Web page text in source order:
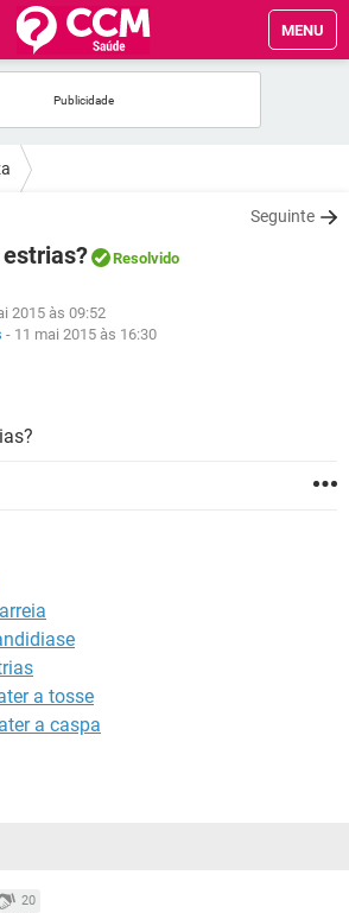
MENU
Seguinte
Resolvido
2015 às 09:52
- 11 mai 2015 às 16:30
a tosse
a caspa
20